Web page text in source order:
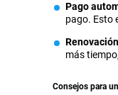
Pago
pago. Esto
más
Consejos para